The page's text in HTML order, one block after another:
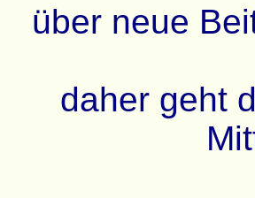
über neue
daher geht